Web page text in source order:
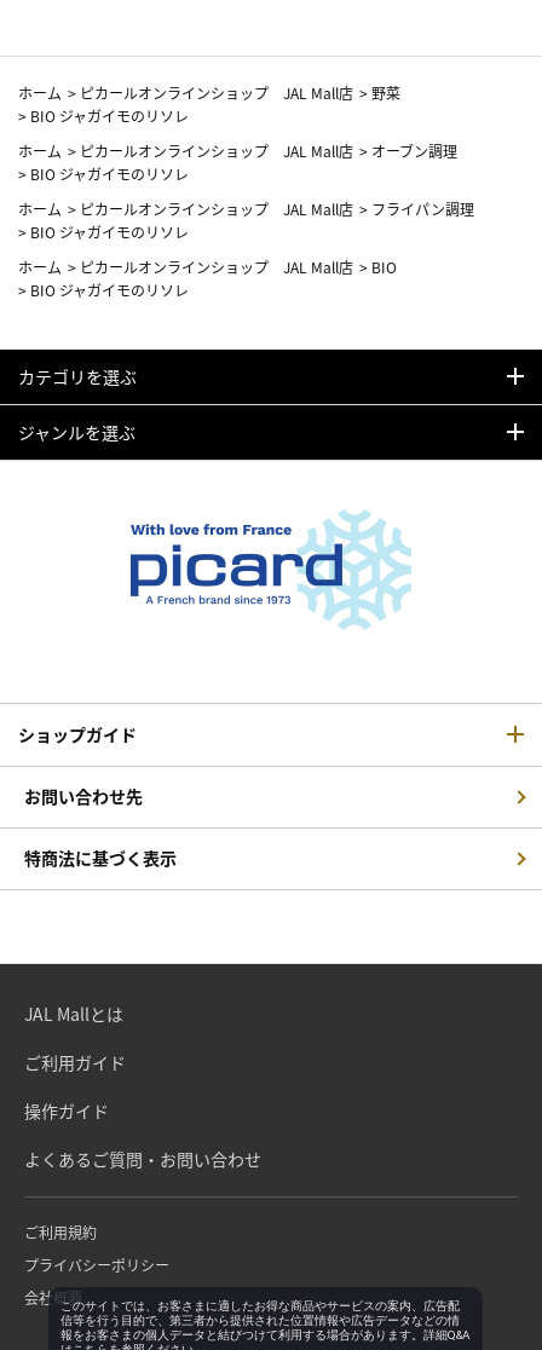
ホーム > ピカールオンラインショップ JAL Mall店 >野菜
> BIO ジャガイモのリソレ
ホーム > ピカールオンラインショップ JAL Mall店 > オーブン調理
> BIO ジャガイモのリソレ
ホーム > ピカールオンラインショップ JAL Mall店 > フライパン調理
> BIO ジャガイモのリソレ
ホーム > ピカールオンラインショップ JAL Mall店 > BIO
> BIO ジャガイモのリソレ
カテゴリを選ぶ
ジャンルを選ぶ
ショップガイド
お問い合わせ先
特商法に基づく表示
JAL Mallとは
ご利用ガイド
操作ガイド
よくあるご質問・お問い合わせ
ご利用規約
プライバシーポリシー
会社概要このサイトでは、お客さまに適したお得な商品やサービスの案内、広告配
信等を行う目的で、第三者から提供された位置情報や広告データなどの情
報をお客さまの個人データと結びつけて利用する場合があります。詳細Q&A